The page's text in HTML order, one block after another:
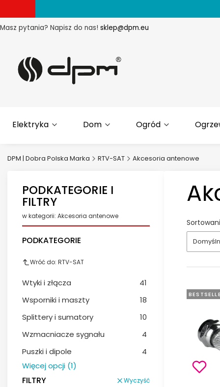
Masz pytania? Napisz do nas! sklep@dpm.eu
Elektryka Dom Ogród
DPM | Dobra Polska Marka RTV-SAT Akcesoria antenowe
PODKATEGORIE I
FILTRY
w kategorii: Akcesoria antenowe
PODKATEGORIE
Wróć do: RTV-SAT
Wtyki i złącza
41
Wsporniki i maszty
18
Splittery i sumatory
10
Wzmacniacze sygnału
4
Puszki i dipole
4
Więcej opcji (1)
FILTRY Wyczyść